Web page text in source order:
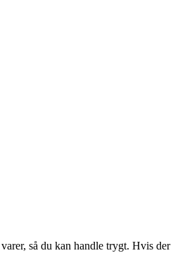
så du kan handle trygt. Hvis